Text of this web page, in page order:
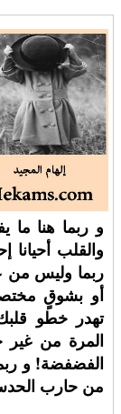
و ربما هنا ما
والقلب أحيانا
ربما وليس من
أو بشوقٍ
تهدر خطو
المرة من
الفضفضة! و
من حارب